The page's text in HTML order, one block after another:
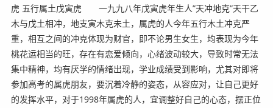
虎 五行属土戊寅虎 一九九八年戊寅虎年生人”天冲地克”天干乙
木与戊土相冲，地支寅木克未土，属虎的人今年五行木土冲克严
重，相互之间的冲克体现为财官，即不论男生女生，均表现为今年
桃花运相当的旺，存在有恋爱倾向，心绪波动较大，导致时常无法
集中精神，均有厌学的情绪出现，学业成绩受到影响，尤其对即将
参加高考的属虎朋友，要沉着冷静的姿态，从容应对，让自己更好
的发挥水平，对于1998年属虎的人，宜调整好自己的心态，摆正位